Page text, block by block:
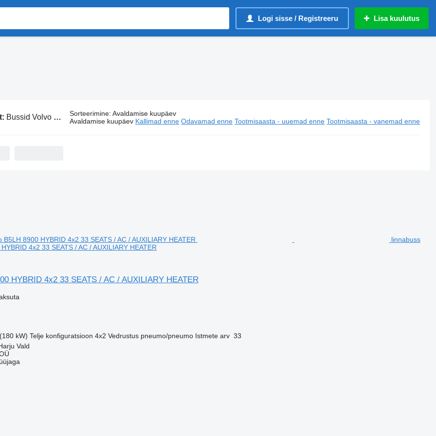
Logi sisse / Registreeru Lisa kuulutus
Bussid Volvo 8900 Sorteerimine: Avaldamise kuupäev
Avaldamise kuupäev Kallimad enne Odavamad enne Tootmisaasta - uuemad enne Tootmisaasta - vanemad enne
linnabuss
4x2 33 SEATS / AC / AUXILIARY HEATER
HYBRID 4x2 33 SEATS / AC / AUXILIARY HEATER
kW) Telje konfiguratsioon 4x2 Vedrustus pneumo/pneumo Istmete arv 33
Vald